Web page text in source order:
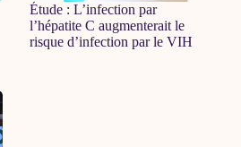
Étude : L’infection par
l’hépatite C augmenterait le
risque d’infection par le VIH